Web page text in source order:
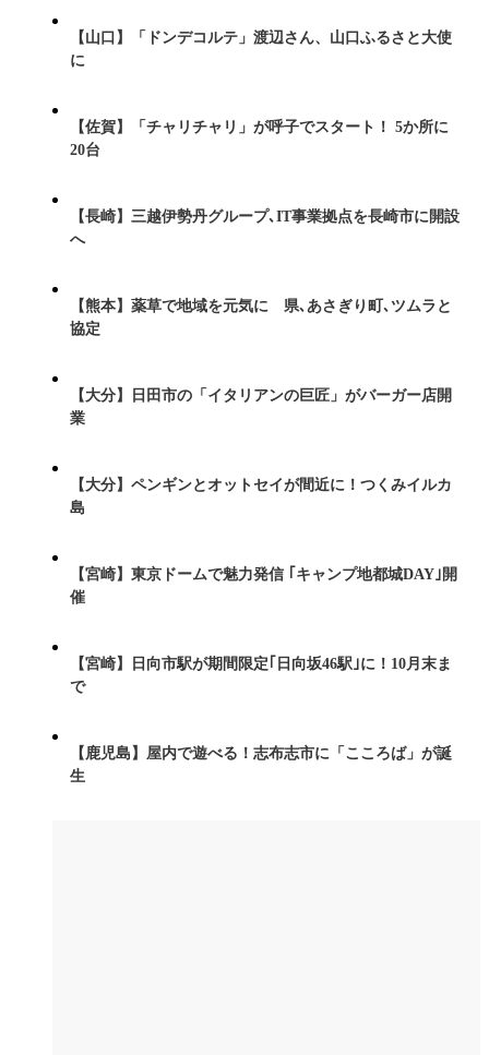
【山口】「ドンデコルテ」渡辺さん、山口ふるさと大使
に
【佐賀】「チャリチャリ」が呼子でスタート！ 5か所に
20台
【長崎】三越伊勢丹グループ､IT事業拠点を長崎市に開設
へ
【熊本】薬草で地域を元気に 県､あさぎり町､ツムラと
協定
【大分】日田市の「イタリアンの巨匠」がバーガー店開
業
【大分】ペンギンとオットセイが間近に！つくみイルカ
島
【宮崎】東京ドームで魅力発信 ｢キャンプ地都城DAY｣開
催
【宮崎】日向市駅が期間限定｢日向坂46駅｣に！10月末ま
で
【鹿児島】屋内で遊べる！志布志市に「こころば」が誕
生